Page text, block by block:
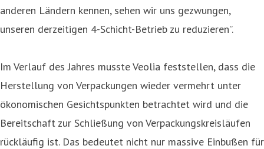
anderen Ländern kennen, sehen wir uns gezwungen,
unseren derzeitigen 4-Schicht-Betrieb zu reduzieren”.
Im Verlauf des Jahres musste Veolia feststellen, dass die
Herstellung von Verpackungen wieder vermehrt unter
ökonomischen Gesichtspunkten betrachtet wird und die
Bereitschaft zur Schließung von Verpackungskreisläufen
rückläufig ist. Das bedeutet nicht nur massive Einbußen für